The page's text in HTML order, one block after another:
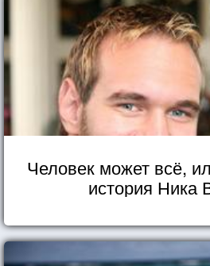
Человек может всё,
история Ника